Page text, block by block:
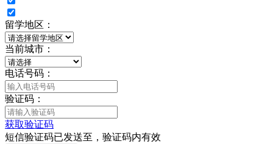
留学地区：
当前城市：
电话号码：
验证码：
获取验证码
短信验证码已发送至 ，验证码内有效